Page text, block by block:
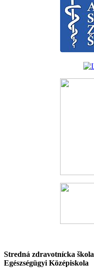
Stredná zdravotnícka škola
Egészségügyi Középiskola